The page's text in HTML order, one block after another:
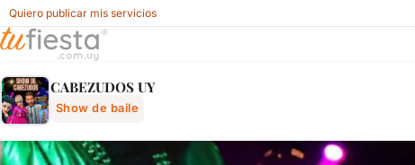
Quiero publicar mis servicios
CABEZUDOS UY
Show de baile